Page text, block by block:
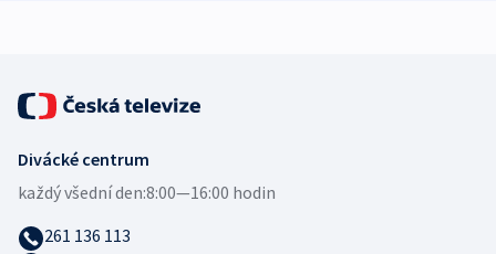
Divácké centrum
každý všední den:8:00—16:00 hodin
261 136 113